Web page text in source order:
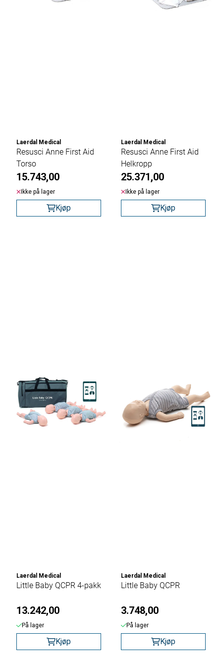
Laerdal Medical
Resusci Anne First Aid
Torso
15.743,00
Ikke på lager
Kjøp
Laerdal Medical
Resusci Anne First Aid
Helkropp
25.371,00
Ikke på lager
Kjøp
Laerdal Medical
Little Baby QCPR 4-pakk
13.242,00
På lager
Kjøp
Laerdal Medical
Little Baby QCPR
3.748,00
På lager
Kjøp